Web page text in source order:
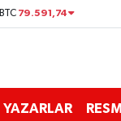
BTC 79.591,74
YAZARLAR